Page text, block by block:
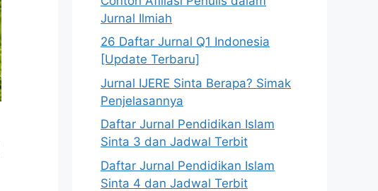
Jurnal Ilmiah
26 Daftar Jurnal Q1 Indonesia
[Update Terbaru]
Jurnal IJERE Sinta Berapa? Simak
Penjelasannya
Daftar Jurnal Pendidikan Islam
Sinta 3 dan Jadwal Terbit
Daftar Jurnal Pendidikan Islam
Sinta 4 dan Jadwal Terbit